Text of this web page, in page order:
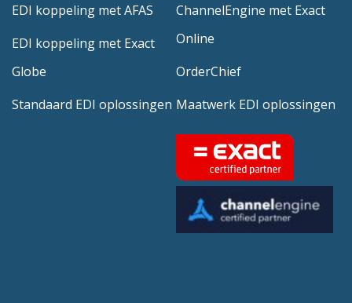
EDI koppeling met AFAS
EDI koppeling met Exact
Globe
Standaard EDI oplossingen
ChannelEngine met Exact
Online
OrderChief
Maatwerk EDI oplossingen